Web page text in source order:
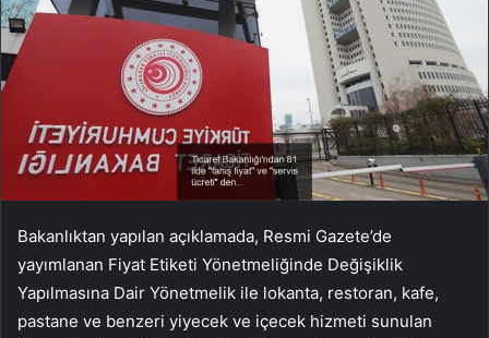
Bakanlıktan yapılan açıklamada, Resmi Gazete’de
yayımlanan Fiyat Etiketi Yönetmeliğinde Değişiklik
Yapılmasına Dair Yönetmelik ile lokanta, restoran, kafe,
pastane ve benzeri yiyecek ve içecek hizmeti sunulan